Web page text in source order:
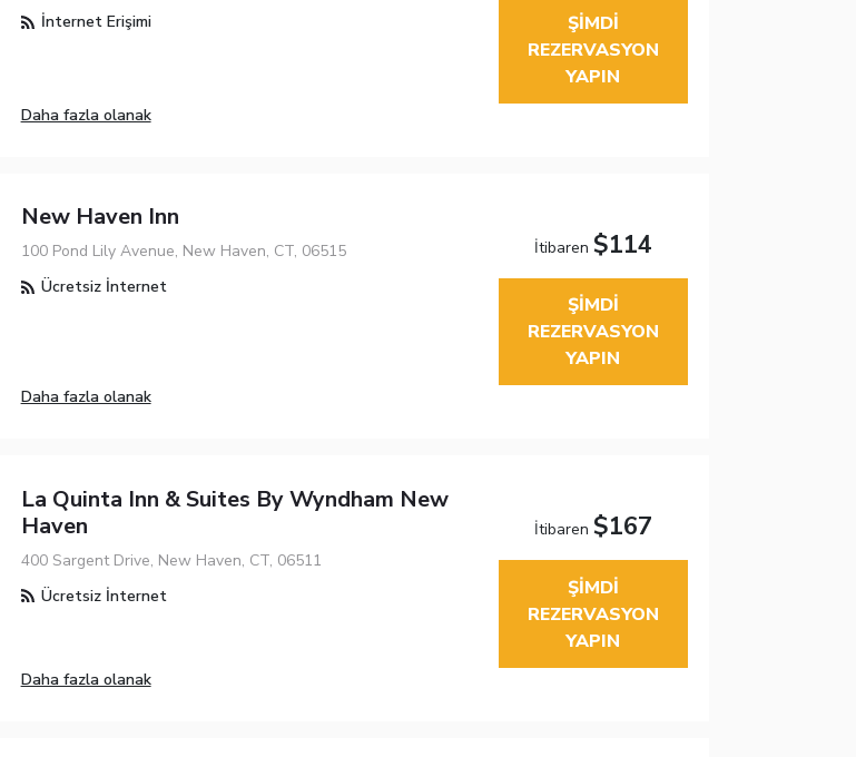
İnternet Erişimi
Daha fazla olanak
ŞIMDI
REZERVASYON
YAPIN
New Haven Inn
100 Pond Lily Avenue, New Haven, CT, 06515
Ücretsiz İnternet
Daha fazla olanak
İtibaren $114
ŞIMDI
REZERVASYON
YAPIN
La Quinta Inn & Suites By Wyndham New
Haven
400 Sargent Drive, New Haven, CT, 06511
Ücretsiz İnternet
Daha fazla olanak
İtibaren $167
ŞIMDI
REZERVASYON
YAPIN